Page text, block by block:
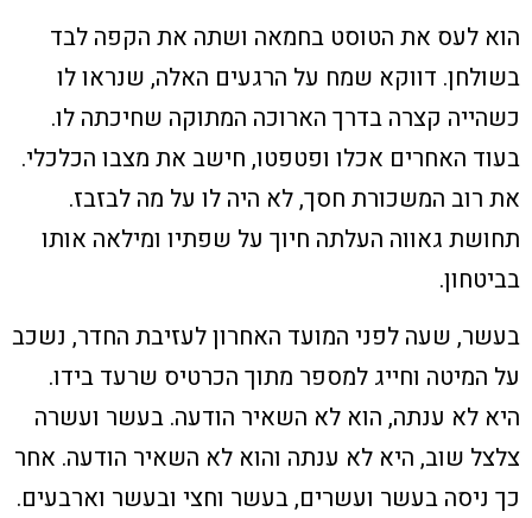
הוא לעס את הטוסט בחמאה ושתה את הקפה לבד
בשולחן. דווקא שמח על הרגעים האלה, שנראו לו
כשהייה קצרה בדרך הארוכה המתוקה שחיכתה לו.
בעוד האחרים אכלו ופטפטו, חישב את מצבו הכלכלי.
את רוב המשכורת חסך, לא היה לו על מה לבזבז.
תחושת גאווה העלתה חיוך על שפתיו ומילאה אותו
בביטחון.
בעשר, שעה לפני המועד האחרון לעזיבת החדר, נשכב
על המיטה וחייג למספר מתוך הכרטיס שרעד בידו.
היא לא ענתה, הוא לא השאיר הודעה. בעשר ועשרה
צלצל שוב, היא לא ענתה והוא לא השאיר הודעה. אחר
כך ניסה בעשר ועשרים, בעשר וחצי ובעשר וארבעים.